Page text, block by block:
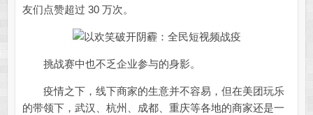
友们点赞超过 30 万次。
挑战赛中也不乏企业参与的身影。
疫情之下，线下商家的生意并不容易，但在美团玩乐
的带领下，武汉、杭州、成都、重庆等各地的商家还是一